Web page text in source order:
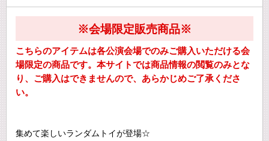
※会場限定販売商品※
こちらのアイテムは各公演会場でのみご購入いただける会
場限定の商品です。本サイトでは商品情報の閲覧のみとな
り、ご購入はできませんので、あらかじめご了承くださ
い。
集めて楽しいランダムトイが登場☆